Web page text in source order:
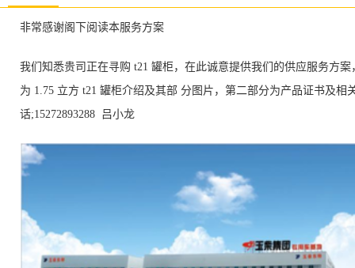
非常感谢阁下阅读本服务方案
我们知悉贵司正在寻购 t21 罐柜，在此诚意提供我们的供应服务方
为 1.75 立方 t21 罐柜介绍及其部 分图片，第二部分为产品证书及相
话;15272893288 吕小龙